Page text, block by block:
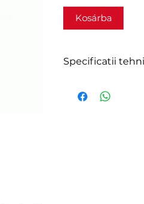
Kosárba
Specificatii
Model : Dual R3